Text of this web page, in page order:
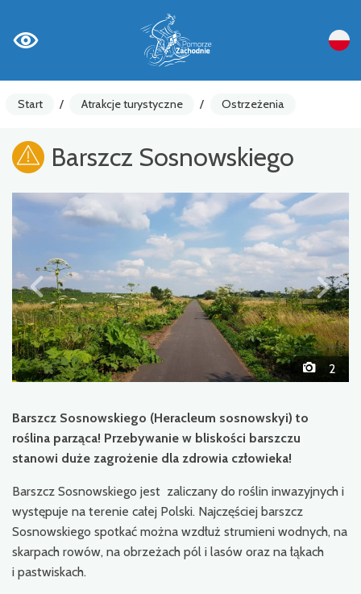
Start / Atrakcje turystyczne / Ostrzeżenia
Barszcz Sosnowskiego
2
Barszcz Sosnowskiego (Heracleum sosnowskyi) to
roślina parząca! Przebywanie w bliskości barszczu
stanowi duże zagrożenie dla zdrowia człowieka!
Barszcz Sosnowskiego jest zaliczany do roślin inwazyjnych i
występuje na terenie całej Polski. Najczęściej barszcz
Sosnowskiego spotkać można wzdłuż strumieni wodnych, na
skarpach rowów, na obrzeżach pól i lasów oraz na łąkach
i pastwiskach.